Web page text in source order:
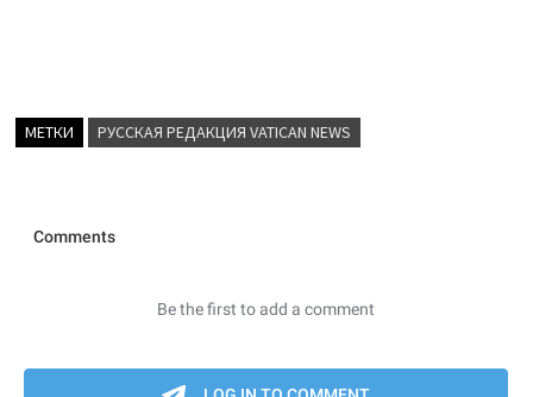
МЕТКИ РУССКАЯ РЕДАКЦИЯ VATICAN NEWS